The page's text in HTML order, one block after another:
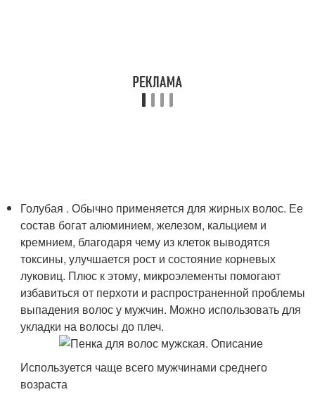
Голубая . Обычно применяется для жирных волос. Ее
состав богат алюминием, железом, кальцием и
кремнием, благодаря чему из клеток выводятся
токсины, улучшается рост и состояние корневых
луковиц. Плюс к этому, микроэлементы помогают
избавиться от перхоти и распространенной проблемы
выпадения волос у мужчин. Можно использовать для
укладки на волосы до плеч.
Используется чаще всего мужчинами среднего
возраста